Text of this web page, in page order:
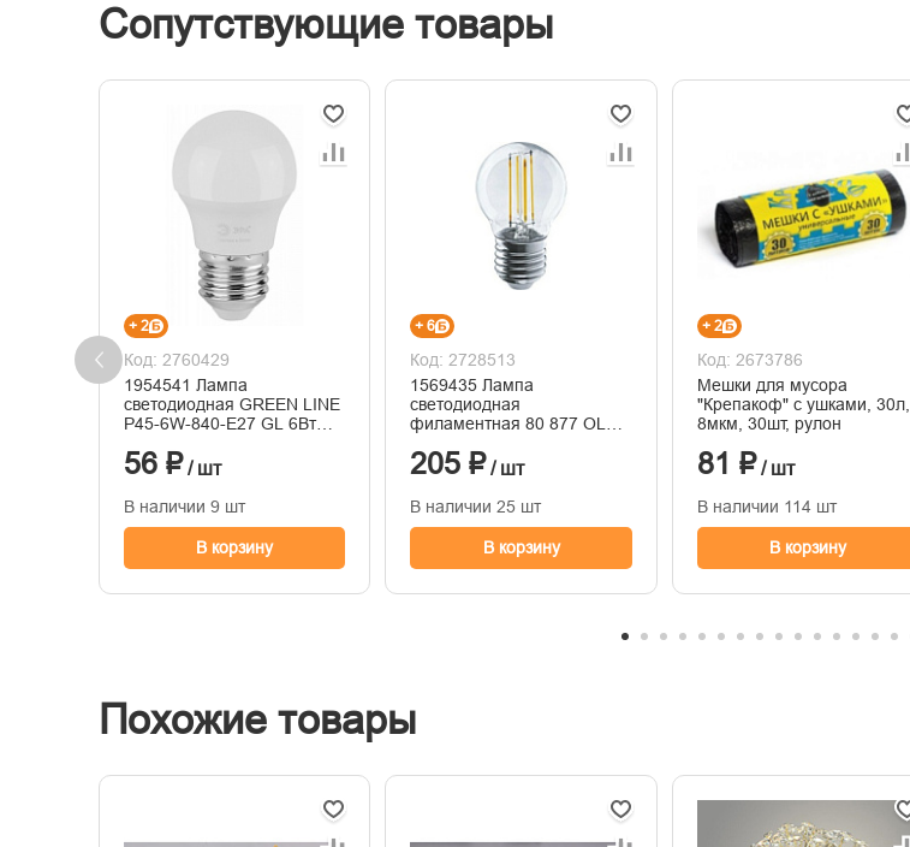
Сопутствующие товары
+ 2
Код: 2760429
1954541 Лампа
светодиодная GREEN LINE
P45-6W-840-E27 GL 6Вт
E27 Эра Б00670
56 ₽ / шт
В наличии 9 шт
В корзину
+ 6
Код: 2728513
1569435 Лампа
светодиодная
филаментная 80 877 OLL-
грушевидная прозрачная
4000К нейтр. бел. E27
1300лм 220-240В ОНЛАЙТ
205 ₽ / шт
В наличии 25 шт
В корзину
+ 2
Код: 2673786
Мешки для мусора
"Крепакоф" с ушками, 30л,
8мкм, 30шт, рулон
81 ₽/ шт
В наличии 114 шт
В корзину
Похожие товары